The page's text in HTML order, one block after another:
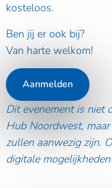
kosteloos.
Ben jij er ook bij?
Van harte welkom!
Aanmelden
Dit evenement is niet
Hub Noordwest,
zullen aanwezig zijn.
digitale